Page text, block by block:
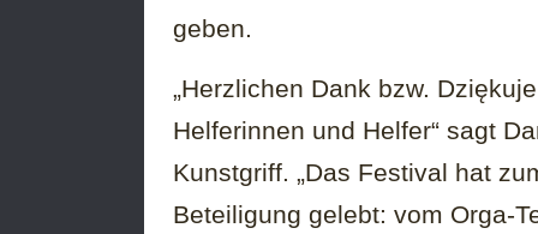
geben.
„Herzlichen Dank bzw.
Helferinnen und Helfer“ sagt
Kunstgriff. „Das Festival hat
Beteiligung gelebt: vom Orga-